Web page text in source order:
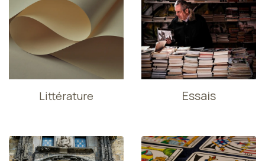
Littérature Essais